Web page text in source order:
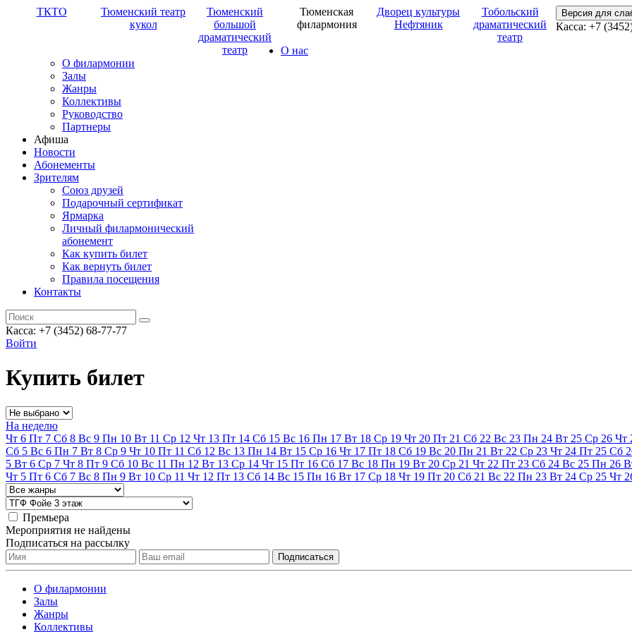
ТКТО
Тюменский театр
кукол
Тюменский
большой
драматический
театр
Тюменская
филармония
Дворец культуры
Нефтяник
Тобольский
драматический
театр
Версия для
Касса: +7
О нас
О филармонии
Залы
Жанры
Коллективы
Руководство
Партнеры
Афиша
Новости
Абонементы
Зрителям
Союз друзей
Подарочный сертификат
Ярмарка
Личный филармонический
абонемент
Как купить билет
Как вернуть билет
Правила посещения
Контакты
Касса: +7 (3452) 68-77-77
Войти
Купить билет
На неделю
Чт 6 Пт 7 Сб 8 Вс 9 Пн 10 Вт 11 Ср 12 Чт 13 Пт 14 Сб 15 Вс 16 Пн 17 Вт 18 Ср 19 Чт 20 Пт 21 Сб 22 Вс 23 Пн 24 Вт 25 Ср 26 Чт
Сб 5 Вс 6 Пн 7 Вт 8 Ср 9 Чт 10 Пт 11 Сб 12 Вс 13 Пн 14 Вт 15 Ср 16 Чт 17 Пт 18 Сб 19 Вс 20 Пн 21 Вт 22 Ср 23 Чт 24 Пт 25 Сб
5 Вт 6 Ср 7 Чт 8 Пт 9 Сб 10 Вс 11 Пн 12 Вт 13 Ср 14 Чт 15 Пт 16 Сб 17 Вс 18 Пн 19 Вт 20 Ср 21 Чт 22 Пт 23 Сб 24 Вс 25 Пн 26
Чт 5 Пт 6 Сб 7 Вс 8 Пн 9 Вт 10 Ср 11 Чт 12 Пт 13 Сб 14 Вс 15 Пн 16 Вт 17 Ср 18 Чт 19 Пт 20 Сб 21 Вс 22 Пн 23 Вт 24 Ср 25 Чт
Премьера
Мероприятия не найдены
Подписаться на рассылку
О филармонии
Залы
Жанры
Коллективы